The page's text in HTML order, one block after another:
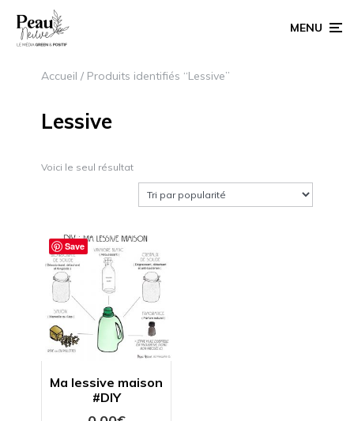
MENU
Accueil / Produits identifiés “Lessive”
Lessive
Voici le seul résultat
Ma lessive maison
#DIY
Save